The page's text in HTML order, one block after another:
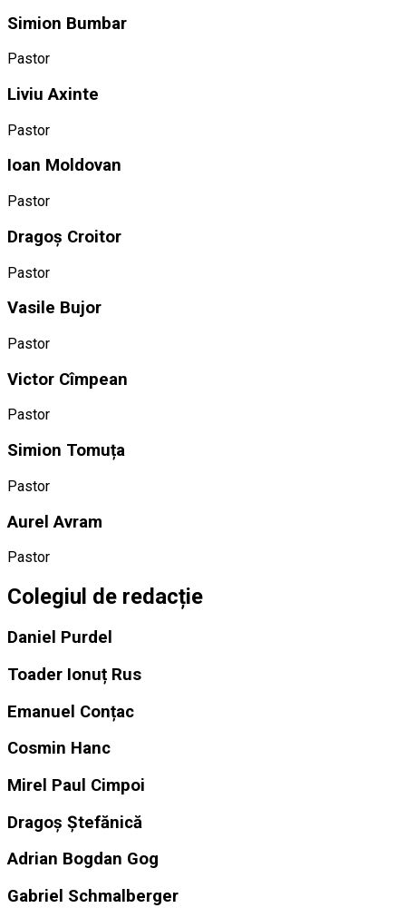
Simion Bumbar
Pastor
Liviu Axinte
Pastor
Ioan Moldovan
Pastor
Dragoș Croitor
Pastor
Vasile Bujor
Pastor
Victor Cîmpean
Pastor
Simion Tomuța
Pastor
Aurel Avram
Pastor
Colegiul de redacție
Daniel Purdel
Toader Ionuț Rus
Emanuel Conțac
Cosmin Hanc
Mirel Paul Cimpoi
Dragoș Ștefănică
Adrian Bogdan Gog
Gabriel Schmalberger